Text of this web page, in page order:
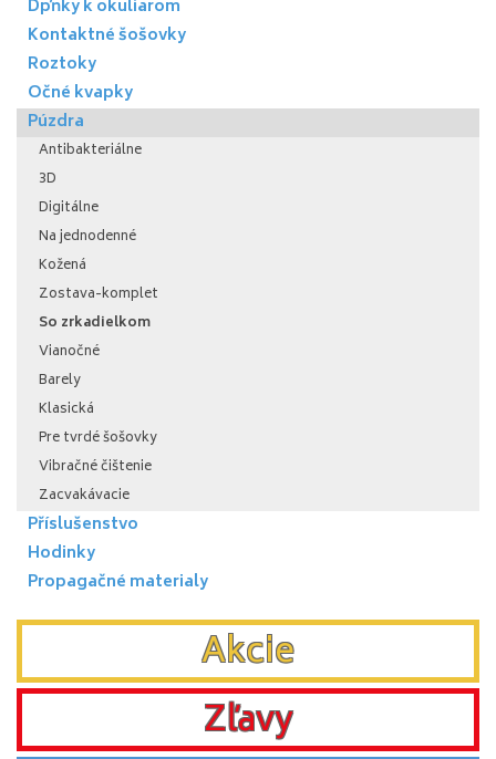
Dpňky k okuliarom
Kontaktné šošovky
Roztoky
Očné kvapky
Púzdra
Antibakteriálne
3D
Digitálne
Na jednodenné
Kožená
Zostava-komplet
So zrkadielkom
Vianočné
Barely
Klasická
Pre tvrdé šošovky
Vibračné čištenie
Zacvakávacie
Příslušenstvo
Hodinky
Propagačné materialy
Akcie
Zľavy